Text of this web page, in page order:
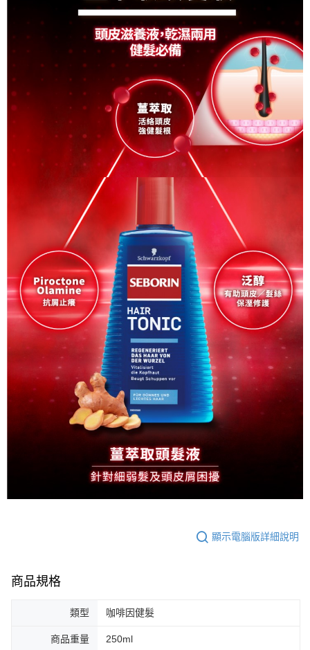
顯示電腦版詳細說明
商品規格
類型 咖啡因健髮
商品重量 250ml